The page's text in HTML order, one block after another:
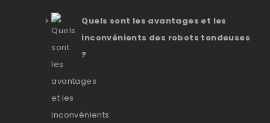
Quels sont les avantages et les
inconvénients des robots tondeuses
?